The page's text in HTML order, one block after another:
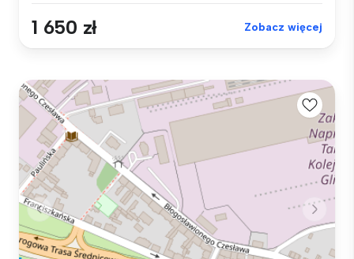
1 650 zł Zobacz więcej